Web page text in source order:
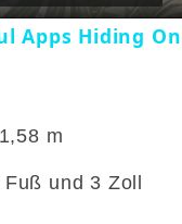
Apps Hiding
1,58 m
Fuß und 3 Zoll